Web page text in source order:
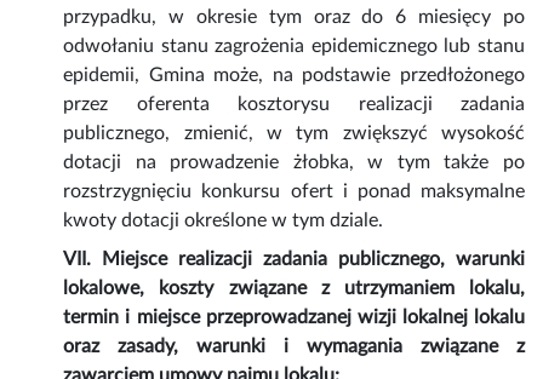
przypadku, w okresie tym oraz do 6 miesięcy po
odwołaniu stanu zagrożenia epidemicznego lub stanu
epidemii, Gmina może, na podstawie przedłożonego
przez oferenta kosztorysu realizacji zadania
publicznego, zmienić, w tym zwiększyć wysokość
dotacji na prowadzenie żłobka, w tym także po
rozstrzygnięciu konkursu ofert i ponad maksymalne
kwoty dotacji określone w tym dziale.
VII. Miejsce realizacji zadania publicznego, warunki
lokalowe, koszty związane z utrzymaniem lokalu,
termin i miejsce przeprowadzanej wizji lokalnej lokalu
oraz zasady, warunki i wymagania związane z